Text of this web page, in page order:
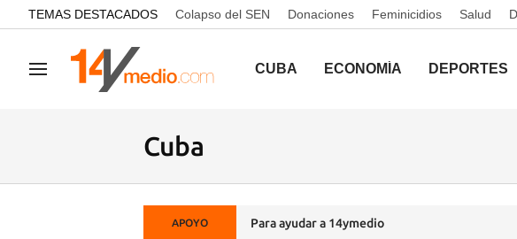
common.go-to-content
TEMAS DESTACADOS Colapso del SEN Donaciones Feminicidios Salud
Navegación CUBA ECONOMÍA DEPORTES
Cuba
APOYO Para ayudar a 14ymedio